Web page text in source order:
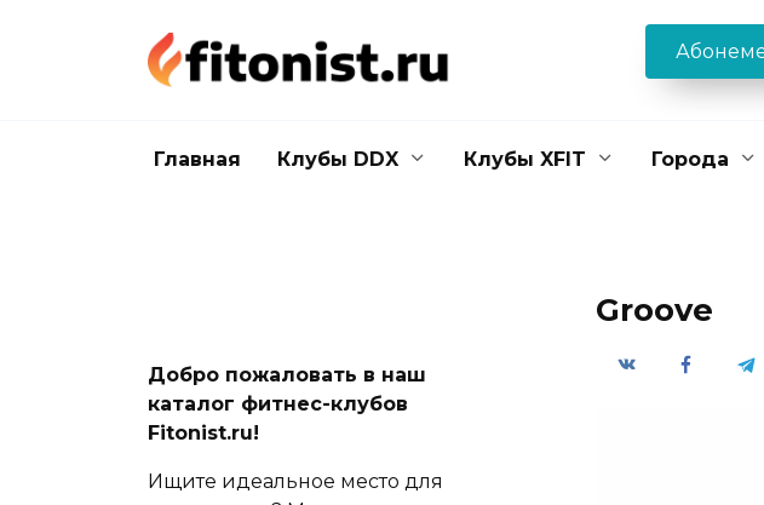
Главная Клубы DDX Клубы XFIT Города
Groove
Добро пожаловать в наш
каталог фитнес-клубов
Fitonist.ru!
Ищите идеальное место для